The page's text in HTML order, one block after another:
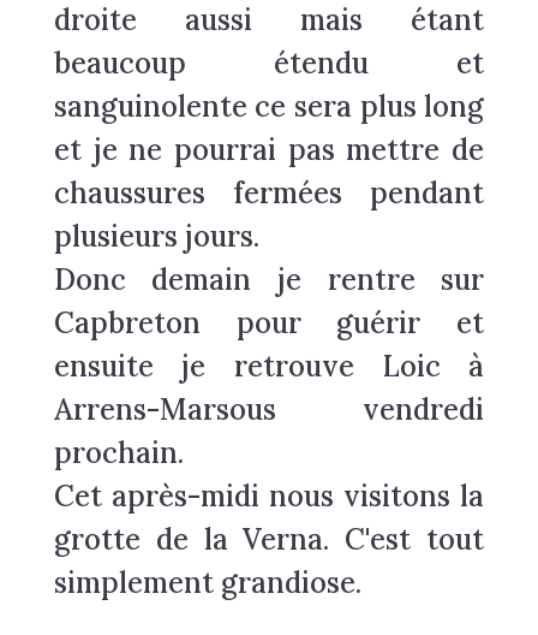
droite aussi mais étant
beaucoup étendu et
sanguinolente ce sera plus long
et je ne pourrai pas mettre de
chaussures fermées pendant
plusieurs jours.
Donc demain je rentre sur
Capbreton pour guérir et
ensuite je retrouve Loic à
Arrens-Marsous vendredi
prochain.
Cet après-midi nous visitons la
grotte de la Verna. C'est tout
simplement grandiose.